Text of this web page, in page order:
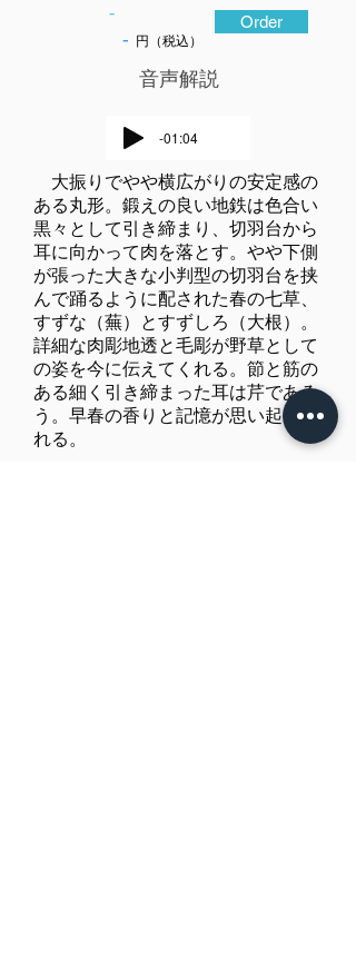
-
- 円（税込）
Order
​音声解説
-01:04
大振りでやや横広がりの安定感の
ある丸形。鍛えの良い地鉄は色合い
黒々として引き締まり、切羽台から
耳に向かって肉を落とす。やや下側
が張った大きな小判型の切羽台を挟
んで踊るように配された春の七草、
すずな（蕪）とすずしろ（大根）。
詳細な肉彫地透と毛彫が野草として
の姿を今に伝えてくれる。節と筋の
ある細く引き締まった耳は芹であろ
う。早春の香りと記憶が思い起こさ
れる。